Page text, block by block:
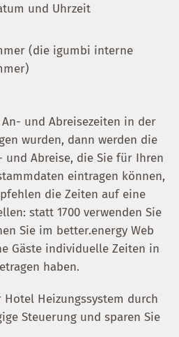
und Uhrzeit
(die igumbi interne
und Abreisezeiten in der
wurden, dann werden die
und Abreise, die Sie für Ihren
eintragen können,
die Zeiten auf eine
statt 1700 verwenden Sie
Sie im better.energy Web
Gäste individuelle Zeiten in
haben.
Heizungssystem durch
Steuerung und sparen Sie